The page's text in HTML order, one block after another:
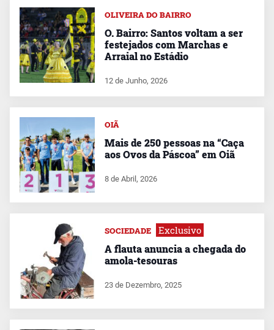
OLIVEIRA DO BAIRRO
O. Bairro: Santos voltam a ser
festejados com Marchas e
Arraial no Estádio
12 de Junho, 2026
OIÃ
Mais de 250 pessoas na “Caça
aos Ovos da Páscoa” em Oiã
8 de Abril, 2026
SOCIEDADE Exclusivo
A flauta anuncia a chegada do
amola-tesouras
23 de Dezembro, 2025